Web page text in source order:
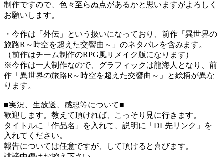
制作ですので、色々至らぬ点があるかと思いますがよろしく
お願いします。
・今作は「外伝」という扱いになっており、前作「異世界の
旅路R～時空を超えた交響曲～」のネタバレを含みます。
（前作はチーム制作のRPG風リメイク版になります）
※今作は一人制作なので、グラフィックは龍海人となり、前
作「異世界の旅路R～時空を超えた交響曲～」と絵柄が異な
ります。
■実況、生放送、感想等について■
歓迎します。教えて頂ければ、こっそり見に行きます。
タイトルに「作品名」を入れて、説明に「DL先リンク」を
入れてください。
報告については任意ですが、して頂けると喜びます。